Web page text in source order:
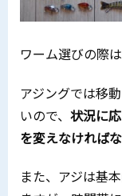
ワーム選びの際
アジングでは移
いので、 状況に
を変えなければ
また、アジは基